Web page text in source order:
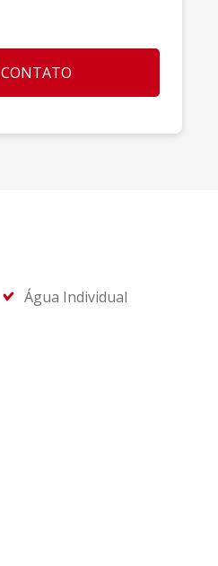
ENTRAR EM CONTATO
Água Individual